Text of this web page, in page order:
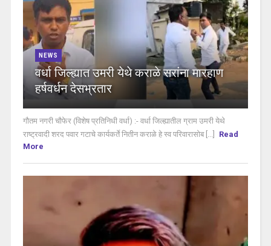
NEWS
वर्धा जिल्ह्यात उमरी येथे कराळे सरांना मारहाण
हर्षवर्धन देसभ्रतार
गौतम नगरी चौफेर (विशेष प्रतिनिधी वर्धा) :- वर्धा जिल्ह्यातील ग्राम उमरी येथे
राष्ट्रवादी शरद पवार गटाचे कार्यकर्ते नितीन कराळे हे स्व परिवारासोब [...]
Read
More